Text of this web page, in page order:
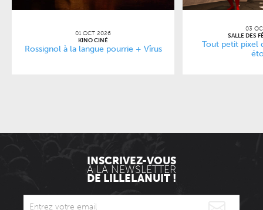
01 OCT 2026
KINO CINÉ
Rossignol à la langue pourrie + Vîrus
03
SALLE DES
Tout petit pixel
INSCRIVEZ-VOUS
À LA NEWSLETTER
DE LILLELANUIT !